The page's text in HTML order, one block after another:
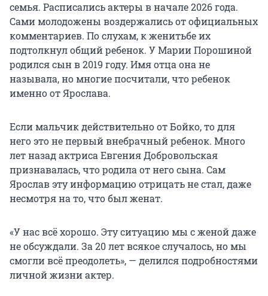
семья. Расписались актеры в начале 2026 года.
Сами молодожены воздержались от официальных
комментариев. По слухам, к женитьбе их
подтолкнул общий ребенок. У Марии Порошиной
родился сын в 2019 году. Имя отца она не
называла, но многие посчитали, что ребенок
именно от Ярослава.
Если мальчик действительно от Бойко, то для
него это не первый внебрачный ребенок. Много
лет назад актриса Евгения Добровольская
признавалась, что родила от него сына. Сам
Ярослав эту информацию отрицать не стал, даже
несмотря на то, что был женат.
«У нас всё хорошо. Эту ситуацию мы с женой даже
не обсуждали. За 20 лет всякое случалось, но мы
смогли всё преодолеть», — делился подробностями
личной жизни актер.